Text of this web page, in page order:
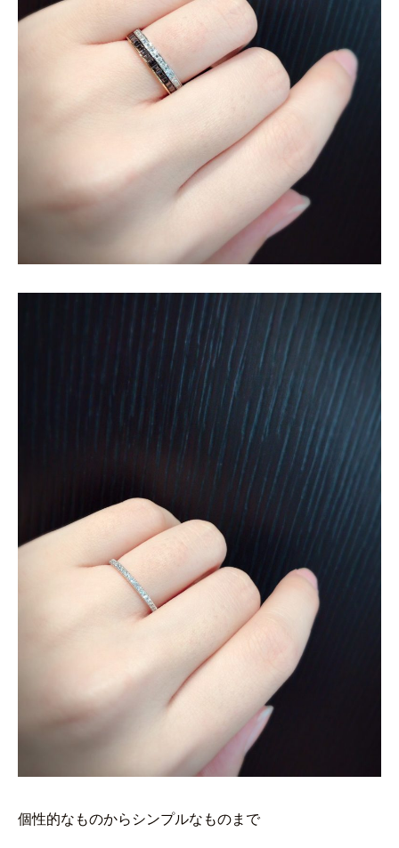
個性的なものからシンプルなものまで